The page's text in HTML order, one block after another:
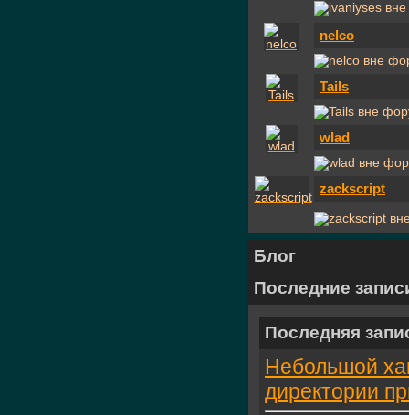
nelco
Tails
wlad
zackscript
Блог
Последние
Последняя
Небольшой
директории